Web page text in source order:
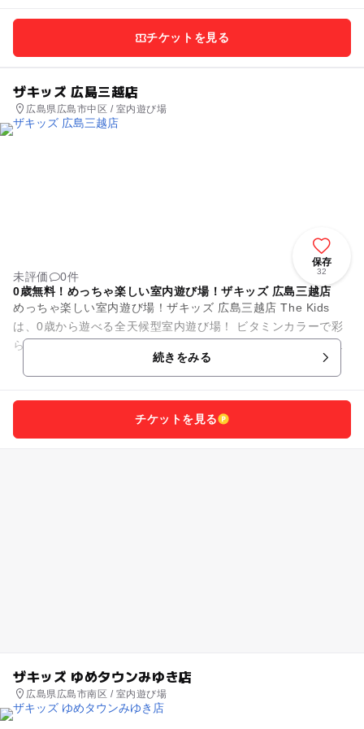
チケットを見る
ザキッズ 広島三越店
広島県広島市中区 / 室内遊び場
保存
32
未評価
0件
0歳無料！めっちゃ楽しい室内遊び場！ザキッズ 広島三越店
めっちゃ楽しい室内遊び場！ザキッズ 広島三越店 The Kids
は、0歳から遊べる全天候型室内遊び場！ ビタミンカラーで彩
られた施設内には、幼児から小学生の子供がワクワクする遊び
続きをみる
チケットを見る
ザキッズ ゆめタウンみゆき店
広島県広島市南区 / 室内遊び場